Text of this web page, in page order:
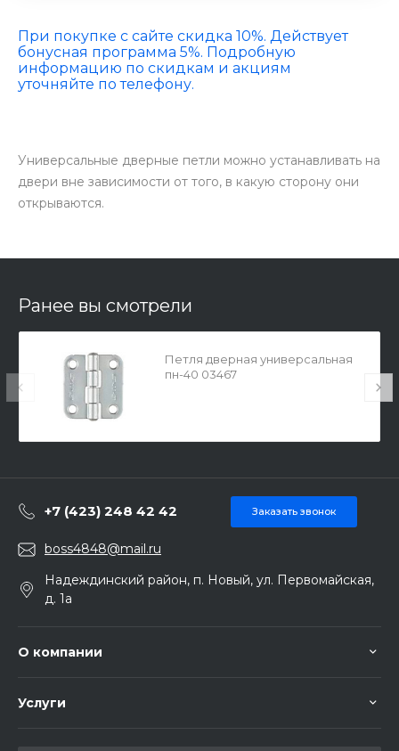
При покупке с сайте скидка 10%. Действует
бонусная программа 5%. Подробную
информацию по скидкам и акциям
уточняйте по телефону.
Универсальные дверные петли можно устанавливать на
двери вне зависимости от того, в какую сторону они
открываются.
Ранее вы смотрели
Петля дверная универсальная
пн-40 03467
+7 (423) 248 42 42 Заказать звонок
boss4848@mail.ru
Надеждинский район, п. Новый, ул. Первомайская,
д. 1а
О компании
Услуги